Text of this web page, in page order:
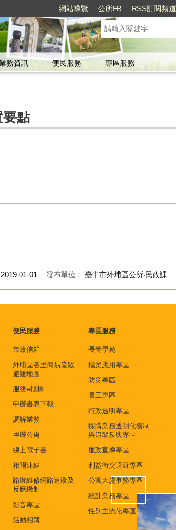
網站導覽 公所FB RSS訂閱頻道
務資訊 便民服務
專區服務
要點
2019-01-01 發布單位： 臺中市外埔區公所‧民政課
便民服務
市政信箱
外埔區各里簡易疏散
避難地圖
服務e櫃檯
申辦書表下載
調解業務
里辦公處
線上電子書
相關連結
路燈維修網路追蹤及
反應機制
影音專區
活動相簿
專區服務
長青學苑
檔案應用專區
防災專區
員工專區
行政透明專區
採購業務透明化機制
與追蹤反映專區
廉政宣導專區
利益衝突迴避專區
公寓大廈事務專區
統計業務專區
性別主流化專區